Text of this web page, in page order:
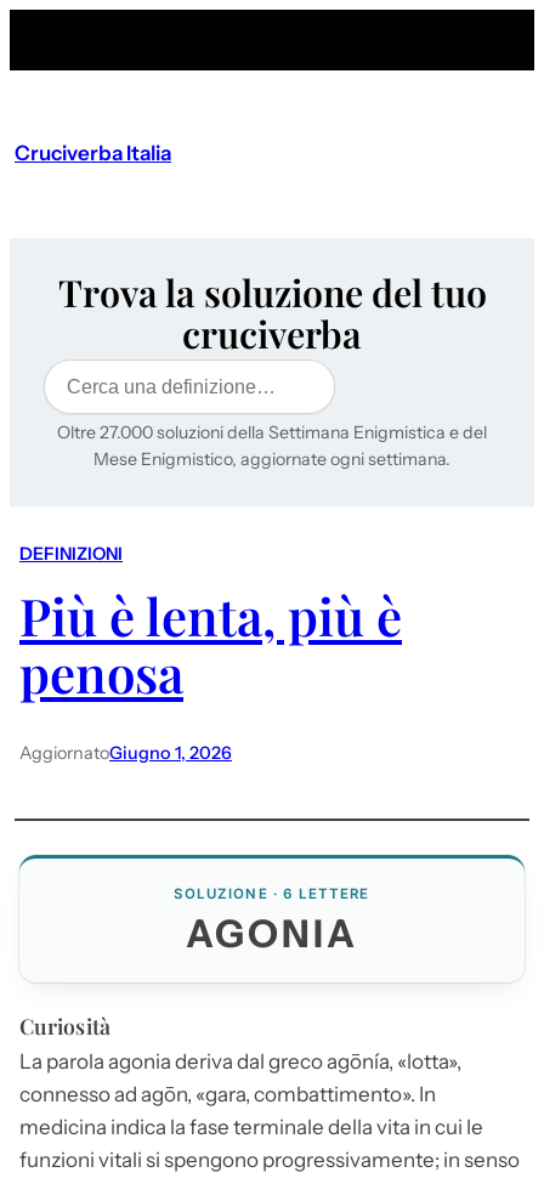
Cruciverba Italia
Trova la soluzione del tuo
cruciverba
Cerca
Oltre 27.000 soluzioni della Settimana Enigmistica e del
Mese Enigmistico, aggiornate ogni settimana.
DEFINIZIONI
Più è lenta, più è
penosa
AggiornatoGiugno 1, 2026
SOLUZIONE · 6 LETTERE
AGONIA
Curiosità
La parola agonia deriva dal greco agōnía, «lotta»,
connesso ad agōn, «gara, combattimento». In
medicina indica la fase terminale della vita in cui le
funzioni vitali si spengono progressivamente; in senso